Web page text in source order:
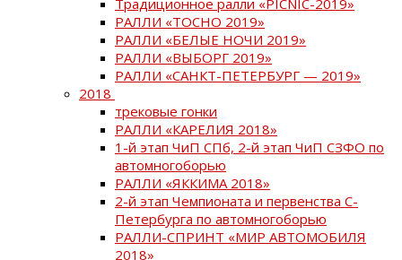
РАЛЛИ «ТОСНО 2019»
РАЛЛИ «БЕЛЫЕ НОЧИ 2019»
РАЛЛИ «ВЫБОРГ 2019»
РАЛЛИ «САНКТ-ПЕТЕРБУРГ — 2019»
2018
трековые гонки
РАЛЛИ «КАРЕЛИЯ 2018»
1-й этап ЧиП СПб, 2-й этап ЧиП СЗФО по
автомногоборью
РАЛЛИ «ЯККИМА 2018»
2-й этап Чемпионата и первенства С-
Петербурга по автомногоборью
РАЛЛИ-СПРИНТ «МИР АВТОМОБИЛЯ
2018»